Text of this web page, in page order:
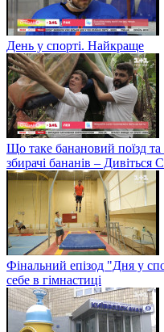
День у спорті. Найкраще
Що таке банановий поїзд та
збирачі бананів – Дивіться
Фінальний епізод "Дня у
себе в гімнастиці